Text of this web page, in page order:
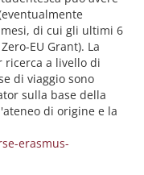
di cui gli ultimi 6
EU Grant). La
ricerca a livello di
di viaggio sono
sulla base della
di origine e la
erasmus-